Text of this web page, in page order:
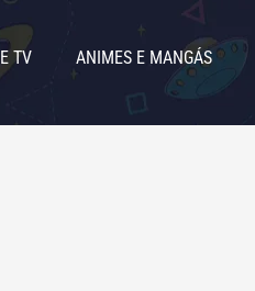
TV ANIMES E MANGÁS